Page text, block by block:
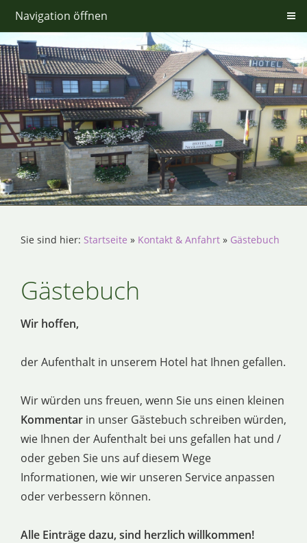
Navigation öffnen
Sie sind hier: Startseite » Kontakt & Anfahrt » Gästebuch
Gästebuch
Wir hoffen,
der Aufenthalt in unserem Hotel hat Ihnen gefallen.
Wir würden uns freuen, wenn Sie uns einen kleinen
Kommentar in unser Gästebuch schreiben würden,
wie Ihnen der Aufenthalt bei uns gefallen hat und /
oder geben Sie uns auf diesem Wege
Informationen, wie wir unseren Service anpassen
oder verbessern können.
Alle Einträge dazu, sind herzlich willkommen!